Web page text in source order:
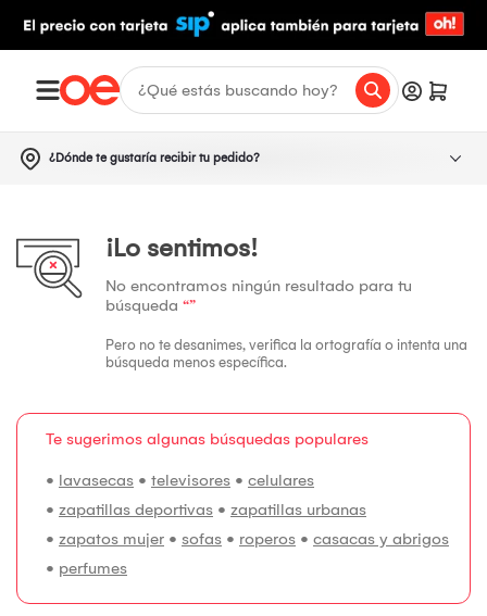
¿Dónde te gustaría recibir tu pedido?
¡Lo sentimos!
No encontramos ningún resultado para tu
búsqueda “”
Pero no te desanimes, verifica la ortografía o intenta una
búsqueda menos específica.
Te sugerimos algunas búsquedas populares
• lavasecas • televisores • celulares
• zapatillas deportivas • zapatillas urbanas
• zapatos mujer • sofas • roperos • casacas y abrigos
• perfumes